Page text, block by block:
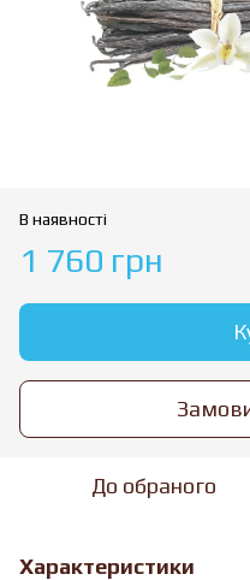
В наявності
1 760 грн
До обраного
Характеристики